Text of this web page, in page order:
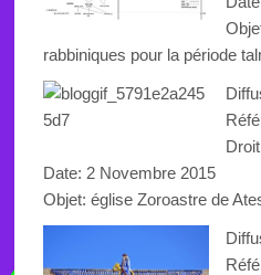
rabbiniques pour la période
Date: 2 Novembre 2015
Objet: égliseZoroastre de